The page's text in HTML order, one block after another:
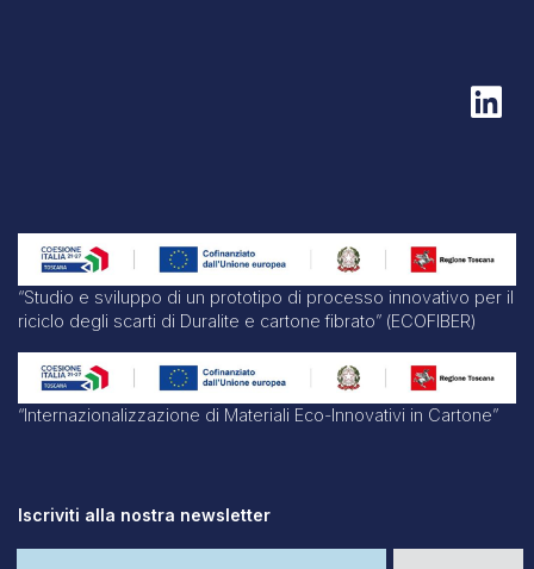
“Studio e sviluppo di un prototipo di processo innovativo per il
riciclo degli scarti di Duralite e cartone fibrato” (ECOFIBER)
“Internazionalizzazione di Materiali Eco-Innovativi in Cartone”
Iscriviti alla nostra newsletter